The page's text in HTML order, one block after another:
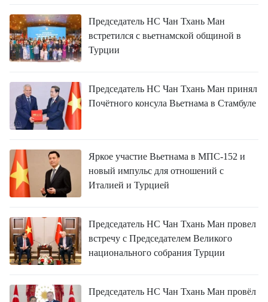
中文
FRANÇAIS
Председатель НС Чан Тхань Ман
встретился с вьетнамской общиной в
Турции
Председатель НС Чан Тхань Ман принял
Почётного консула Вьетнама в Стамбуле
Яркое участие Вьетнама в МПС-152 и
новый импульс для отношений с
Италией и Турцией
Председатель НС Чан Тхань Ман провел
встречу с Председателем Великого
национального собрания Турции
Председатель НС Чан Тхань Ман провёл